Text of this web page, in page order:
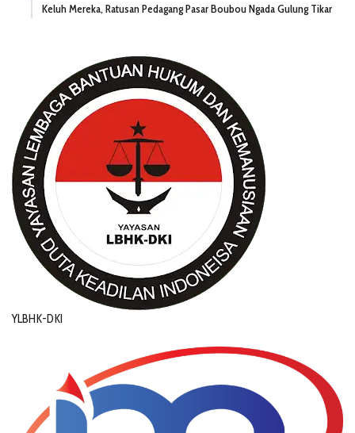
Keluh Mereka, Ratusan Pedagang Pasar Boubou Ngada Gulung Tikar
YLBHK-DKI